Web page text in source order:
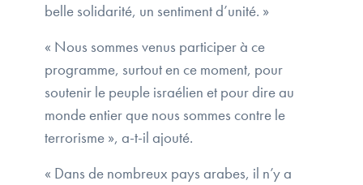
belle solidarité, un sentiment d’unité. »
« Nous sommes venus participer à ce
programme, surtout en ce moment, pour
soutenir le peuple israélien et pour dire au
monde entier que nous sommes contre le
terrorisme », a-t-il ajouté.
« Dans de nombreux pays arabes, il n’y a